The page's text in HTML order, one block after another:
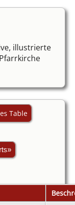
illustrierte
Table